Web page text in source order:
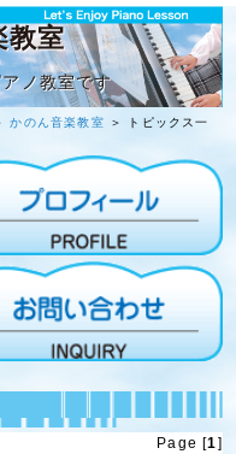
教室
ノ教室です
かのん音楽教室 ＞ トピックス一
Page [1]